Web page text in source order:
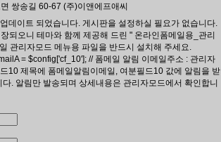
쌍송길 60-67 (주)이앤에프애씨
데이트 되었습니다. 게시판을 설정하실 필요가 없습니다.
되오니 테마와 함께 제공해 드린 " 온라인폼메일용_관리
관리자모드 메뉴용 파일을 반드시 설치해 주세요.
= $config['cf_10']; // 폼메일 알림 이메일주소 : 관리자
10 제목에 폼메일알림이메일, 여분필드10 값에 알림을 받
. 알림만 발송되며 상세내용은 관리자모드에서 확인합니